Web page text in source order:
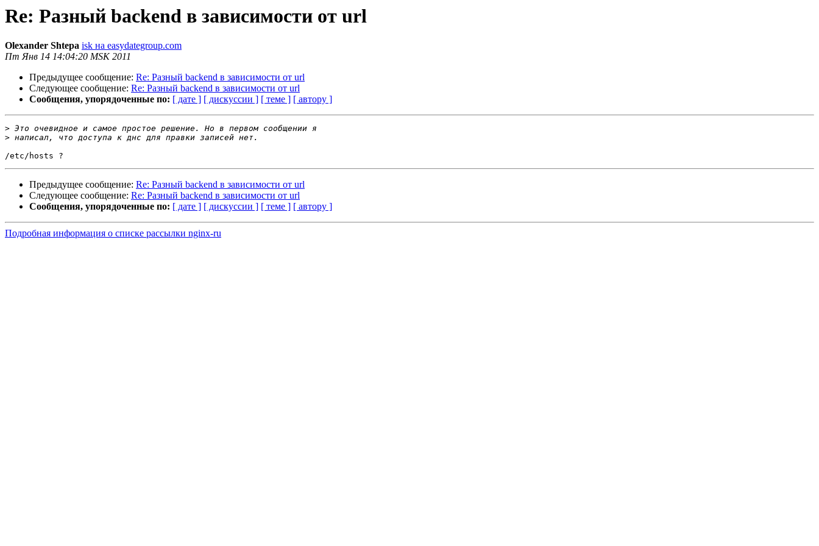
Re: Разный backend в зависимости от url
Olexander Shtepa isk на easydategroup.com
Пт Янв 14 14:04:20 MSK 2011
Предыдущее сообщение: Re: Разный backend в зависимости от url
Следующее сообщение: Re: Разный backend в зависимости от url
Сообщения, упорядоченные по: [ дате ] [ дискуссии ] [ теме ] [ автору ]
>
>
Предыдущее сообщение: Re: Разный backend в зависимости от url
Следующее сообщение: Re: Разный backend в зависимости от url
Сообщения, упорядоченные по: [ дате ] [ дискуссии ] [ теме ] [ автору ]
Подробная информация о списке рассылки nginx-ru